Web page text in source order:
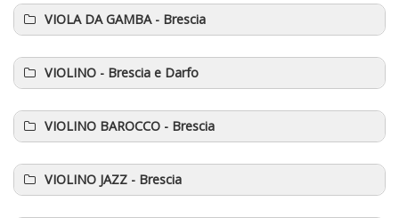
VIOLA DA GAMBA- Brescia
VIOLINO - Brescia e Darfo
VIOLINO BAROCCO - Brescia
VIOLINO JAZZ - Brescia